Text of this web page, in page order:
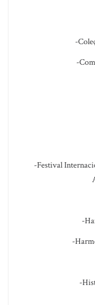
-
-
-Festival
-
-
-